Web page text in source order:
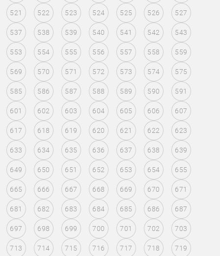
521 522 523 524 525 526 527
537 538 539 540 541 542 543
553 554 555 556 557 558 559
569 570 571 572 573 574 575
585 586 587 588 589 590 591
601 602 603 604 605 606 607
617 618 619 620 621 622 623
633 634 635 636 637 638 639
649 650 651 652 653 654 655
665 666 667 668 669 670 671
681 682 683 684 685 686 687
697 698 699 700 701 702 703
713 714 715 716 717 718 719